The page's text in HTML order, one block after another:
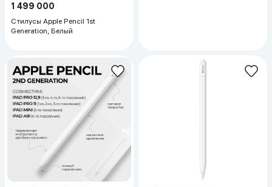
1 499 000
Стилусы Apple Pencil 1st
Generation, Белый